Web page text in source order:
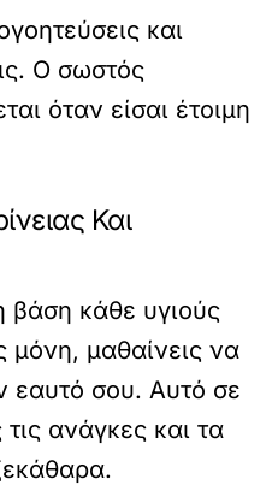
και
Ο σωστός
όταν είσαι έτοιμη
Και
βάση κάθε υγιούς
μόνη, μαθαίνεις να
εαυτό σου. Αυτό σε
ανάγκες και τα